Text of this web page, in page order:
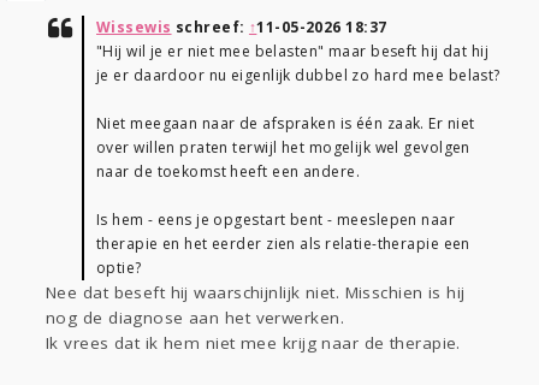
Wissewis schreef: ↑11-05-2026 18:37
"Hij wil je er niet mee belasten" maar beseft hij dat hij
je er daardoor nu eigenlijk dubbel zo hard mee belast?
Niet meegaan naar de afspraken is één zaak. Er niet
over willen praten terwijl het mogelijk wel gevolgen
naar de toekomst heeft een andere.
Is hem - eens je opgestart bent - meeslepen naar
therapie en het eerder zien als relatie-therapie een
optie?
Nee dat beseft hij waarschijnlijk niet. Misschien is hij
nog de diagnose aan het verwerken.
Ik vrees dat ik hem niet mee krijg naar de therapie.